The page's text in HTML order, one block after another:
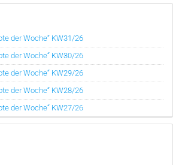
der Woche“ KW31/26
der Woche“ KW30/26
der Woche“ KW29/26
der Woche“ KW28/26
der Woche“ KW27/26